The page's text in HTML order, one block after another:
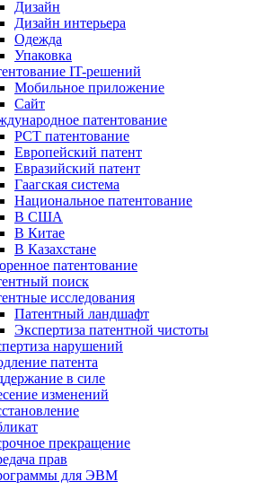
Дизайн
Дизайн интерьера
Одежда
Упаковка
IT-решений
Мобильное приложение
Сайт
патентование
PCT патентование
Европейский патент
Евразийский патент
Гаагская система
Национальное патентование
В США
В Китае
В Казахстане
патентование
поиск
исследования
Патентный ландшафт
Экспертиза патентной чистоты
нарушений
патента
в силе
изменений
прекращение
прав
для ЭВМ